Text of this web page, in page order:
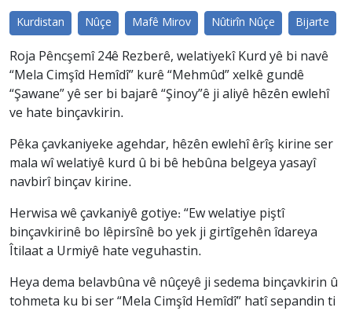
Kurdistan Nûçe Mafê Mirov Nûtirîn Nûçe Bijarte
Roja Pêncşemî 24ê Rezberê, welatiyekî Kurd yê bi navê
“Mela Cimşîd Hemîdî” kurê “Mehmûd” xelkê gundê
“Şawane” yê ser bi bajarê “Şinoy”ê ji aliyê hêzên ewlehî
ve hate binçavkirin.
Pêka çavkaniyeke agehdar, hêzên ewlehî êrîş kirine ser
mala wî welatiyê kurd û bi bê hebûna belgeya yasayî
navbirî binçav kirine.
Herwisa wê çavkaniyê gotiye: “Ew welatiye piştî
binçavkirinê bo lêpirsînê bo yek ji girtîgehên îdareya
Îtilaat a Urmiyê hate veguhastin.
Heya dema belavbûna vê nûçeyê ji sedema binçavkirin û
tohmeta ku bi ser “Mela Cimşîd Hemîdî” hatî sepandin ti